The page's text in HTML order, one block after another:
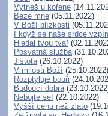
Vytneš u kořene
Beze mne (05.11.2022)
V Boží blízkosti
I když se naše srdce
Hledal tvou tvář
Posvátná služba
Jistota(26.10.2022)
V milosti Boží (25.10.2022)
Rozptyluje bouři
Budoucí dobra
Nebojte se! (22.10.2022)
Vyšší cenu než zlato